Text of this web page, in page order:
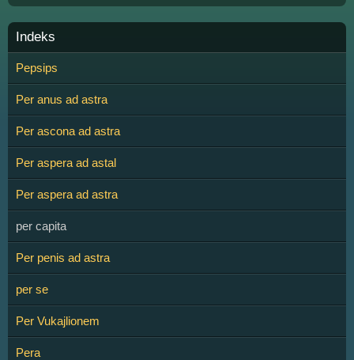
Indeks
Pepsips
Per anus ad astra
Per ascona ad astra
Per aspera ad astal
Per aspera ad astra
per capita
Per penis ad astra
per se
Per Vukajlionem
Pera